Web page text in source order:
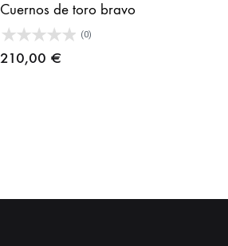
Cuernos de toro bravo
(0)
210,00 €